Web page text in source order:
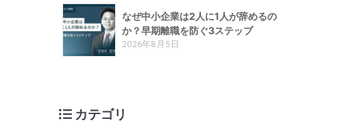
なぜ中小企業は2人に1人が辞めるの
か？早期離職を防ぐ3ステップ
2026年8月5日
カテゴリ